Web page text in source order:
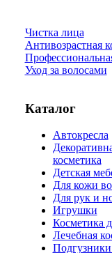
Чистка лица
Антивозрастная
Уход за волосами
Каталог
Автокресла
косметика
Детская
Для кожи
Для рук и
Игрушки
Косметика
Лечебная